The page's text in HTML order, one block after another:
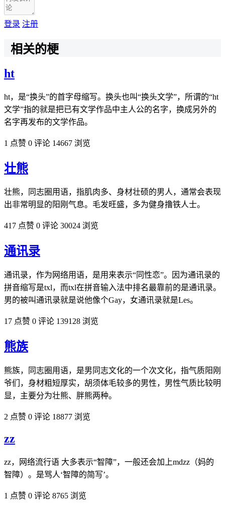
登录 注册
相关的梗
ht
ht，是“换头”的首字母缩写。换头也叫“换头文学”，所谓的“ht
文学”指的就是把已有文学作品中主人公的名字，换成另外的
名字再发布的文学作品。
1 点赞 0 评论 14667 浏览
壮熊
壮熊，同志圈用语，指‌‌‌‌‌‌‌‌‌‌肌肉多、身材壮硕的男人，通常会表现
出非常明显的阳刚气息。毛发旺盛，多为健身撸铁人士。
417 点赞 0 评论 30024 浏览
通讯录
通讯录，作为网络用语，是用来表示“同性恋”。因为通讯录的
拼音缩写是txl，而txl在拼音输入法中排名最靠前的是通讯录。
男的被叫通讯录就是说他像个Gay，女通讯录就是Les。
17 点赞 0 评论 139128 浏览
熊族
熊族，同志圈用语，是男同志文化的一个次文化，指‌‌‌‌‌‌‌‌‌‌气质阳刚
爷们，身材粗短厚实，胡须体毛较多的男性，男性气质比较明
显，主要分为壮熊、胖熊两种。
2 点赞 0 评论 18877 浏览
zz
zz，网络流行语 大多表示“智障”，一般还会加上mdzz（妈的
智障）。是骂人‘智障的简写’。
1 点赞 0 评论 8765 浏览